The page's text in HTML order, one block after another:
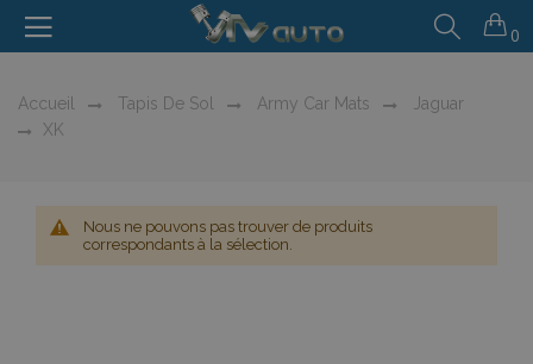
0
Accueil Tapis De Sol Army Car Mats
Jaguar
XK
Nous ne pouvons pas trouver de produits
correspondants à la sélection.